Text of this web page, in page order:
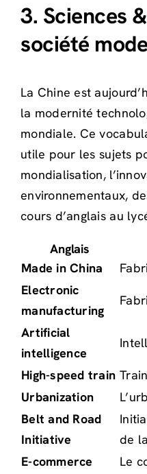
3. Sciences
société
La Chine est
la modernité
mondiale. Ce
utile pour les sujets
mondialisation,
environnementaux,
cours d’anglais au
Anglais
Made in China
Electronic
manufacturing
Artificial
intelligence
High-speed train
Urbanization
Belt and Road
Initiative
de
E-commerce
Le